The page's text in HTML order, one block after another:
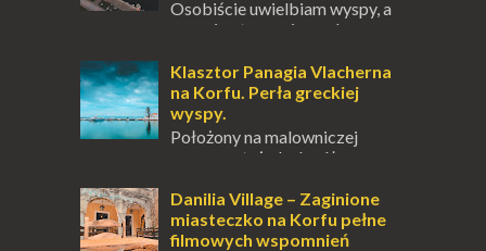
Osobiście uwielbiam wyspy, a
uczucie otoczenia wodą
pośrodku Bałtyku? To zawsze brzmi jak
doskonał...
Klasztor Panagia Vlacherna
na Korfu. Perła greckiej
wyspy.
Położony na malowniczej
wysepce, tuż obok półwyspu
jest jednym z najbardziej rozpoznawalnych
symbo...
Danilia Village – Zaginione
miasteczko na Korfu pełne
filmowych wspomnień